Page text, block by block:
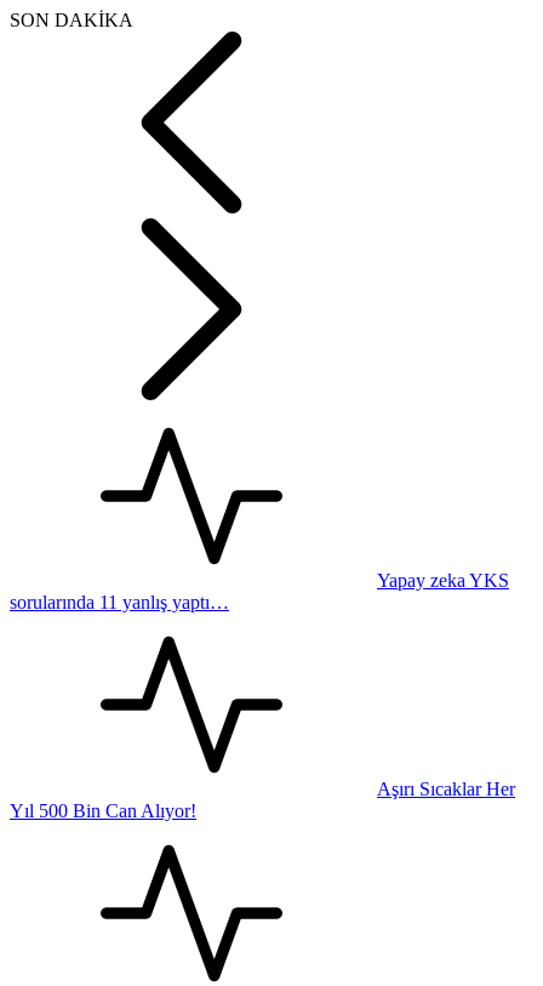
SON DAKİKA
Yapay zeka YKS
sorularında 11 yanlış yaptı…
Aşırı Sıcaklar Her
Yıl 500 Bin Can Alıyor!